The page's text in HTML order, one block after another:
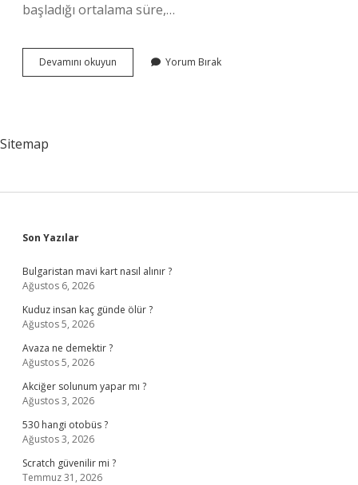
başladığı ortalama süre,…
Devamını okuyun Jenerasyon
Türkçesi
Yorum Bırak
Sitemap
Sidebar
Son Yazılar
Bulgaristan mavi kart nasıl alınır ?
Ağustos 6, 2026
Kuduz insan kaç günde ölür ?
Ağustos 5, 2026
Avaza ne demektir ?
Ağustos 5, 2026
Akciğer solunum yapar mı ?
Ağustos 3, 2026
530 hangi otobüs ?
Ağustos 3, 2026
Scratch güvenilir mi ?
Temmuz 31, 2026